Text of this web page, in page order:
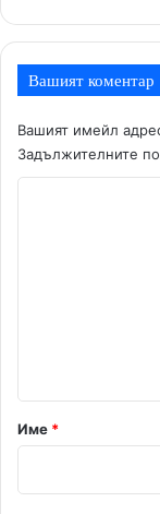
Вашият коментар
Вашият имейл
Задължителните
р
:
*
Име *